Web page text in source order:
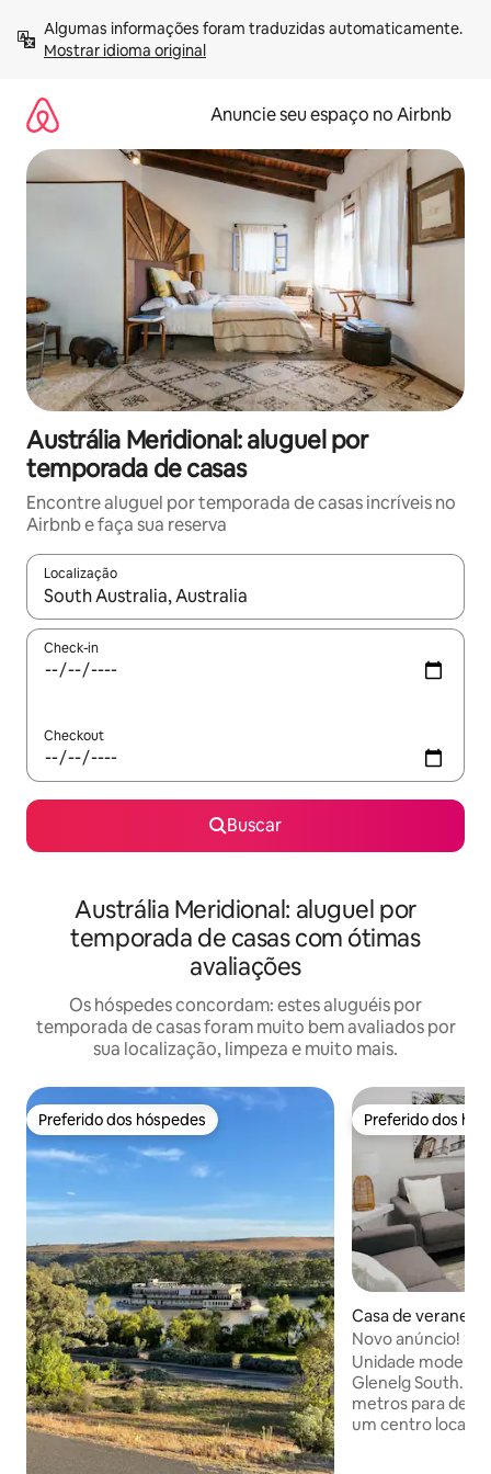
para
Mostrar idioma original
Anuncie seu espaço no Airbnb
Austrália Meridional: aluguel por
temporada de casas
Encontre aluguel por temporada de casas incríveis no
Airbnb e faça sua reserva
Localização
Quando os resultados estiverem disponíveis, explore-os
Check-in
Checkout
Buscar
Austrália Meridional: aluguel por
temporada de casas com ótimas
avaliações
Os hóspedes concordam: estes aluguéis por
temporada de casas foram muito bem avaliados por
sua localização, limpeza e muito mais.
Preferido dos hóspedes
Preferido dos hóspedes Preferido dos
Preferido dos
Casa de veraneio
outh
Novo anúncio!
de férias de Bath
Unidade
Glenelg South.
metros para
um centro local